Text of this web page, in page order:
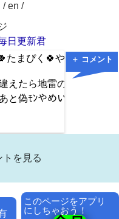
/ en /
日更新君
＋ コメント
たまぴく🍀やで
えたら地雷のやつ
と偽ﾓﾝやめい
💛
を見る
このページをアプリ
にしちゃおう！